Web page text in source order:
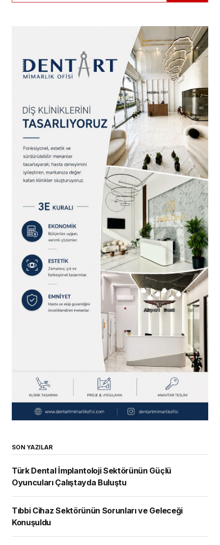
SON YAZILAR
Türk Dental İmplantoloji Sektörünün Güçlü
Oyuncuları Çalıştayda Buluştu
Tıbbi Cihaz Sektörünün Sorunları ve Geleceği
Konuşuldu